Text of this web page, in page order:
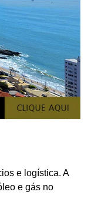
e logística. A
e gás no